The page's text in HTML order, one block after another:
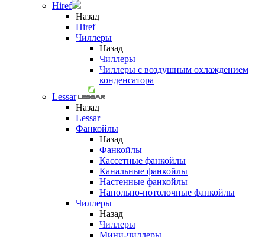
Hiref
Назад
Hiref
Чиллеры
Назад
Чиллеры
Чиллеры с воздушным охлаждением
конденсатора
Lessar
Назад
Lessar
Фанкойлы
Назад
Фанкойлы
Кассетные фанкойлы
Канальные фанкойлы
Настенные фанкойлы
Напольно-потолочные фанкойлы
Чиллеры
Назад
Чиллеры
Мини-чиллеры